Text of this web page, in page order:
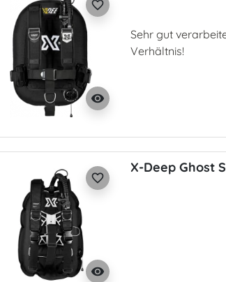
visibility
favorite_border
Sehr gut
Verhältnis!
visibility
favorite_border
X-Deep Ghost